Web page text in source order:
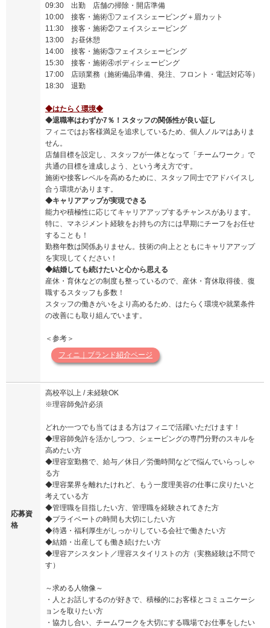
09:30 出勤 店舗の掃除・開店準備
10:00 接客・施術①フェイスシェービング＋眉カット
11:30 接客・施術②フェイスシェービング
13:00 お昼休憩
14:00 接客・施術③フェイスシェービング
15:30 接客・施術④ボディシェービング
17:00 店頭業務（施術備品準備、発注、フロント・電話対応等）
18:30 退勤
◆はたらく環境◆
◆退職率はわずか7％！スタッフの関係性が良い証し
フィニではお客様満足を追求しているため、個人ノルマはありま
せん。
店舗目標を設定し、スタッフが一体となって「チームワーク」で
共通の目標を達成しよう、という考え方です。
施術や接客レベルを高めるために、スタッフ同士でアドバイスし
合う環境があります。
◆キャリアアップが実現できる
能力や積極性に応じてキャリアアップするチャンスがあります。
特に、マネジメント経験をお持ちの方には早期にチーフをお任せ
することも！
勤務年数は関係ありません。技術の向上とともにキャリアアップ
を実現してください！
◆結婚しても続けたいと心から思える
産休・育休などの制度も整っているので、産休・育休取得後、復
職するスタッフも多数！
スタッフの働きがいをより高めるため、はたらく環境や就業条件
の改善にも取り組んでいます。
＜参考＞
フィニ｜ブランド紹介ページ
応募資
格
高校卒以上 / 未経験OK
※理容師免許必須
どれか一つでも当てはまる方はフィニで活躍いただけます！
◆理容師免許を活かしつつ、シェービングの専門分野のスキルを
高めたい方
◆理容室勤務で、給与／休日／労働時間などで悩んでいらっしゃ
る方
◆理容業界を離れたけれど、もう一度理美容の仕事に戻りたいと
考えている方
◆管理職を目指したい方、管理職を経験されてきた方
◆プライベートの時間も大切にしたい方
◆待遇・福利厚生がしっかりしている会社で働きたい方
◆結婚・出産しても働き続けたい方
◆理容アシスタント／理容スタイリストの方（実務経験は不問で
す）
～求める人物像～
・人とお話しするのが好きで、積極的にお客様とコミュニケーシ
ョンを取りたい方
・協力し合い、チームワークを大切にする職場でお仕事をしたい